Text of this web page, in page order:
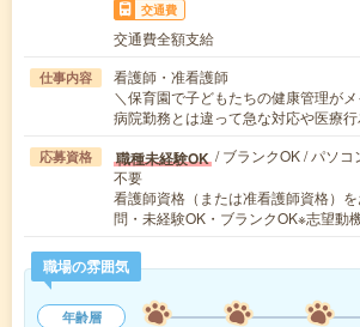
交通費
交通費全額支給
仕事内容
看護師・准看護師
＼保育園で子どもたちの健康管理が
病院勤務とは違って急な対応や医療
応募資格 職種未経験OK / ブランクOK / パソ
不要
看護師資格（または准看護師資格）
問・未経験OK・ブランクOK※志望動
職場の雰囲気
年齢層